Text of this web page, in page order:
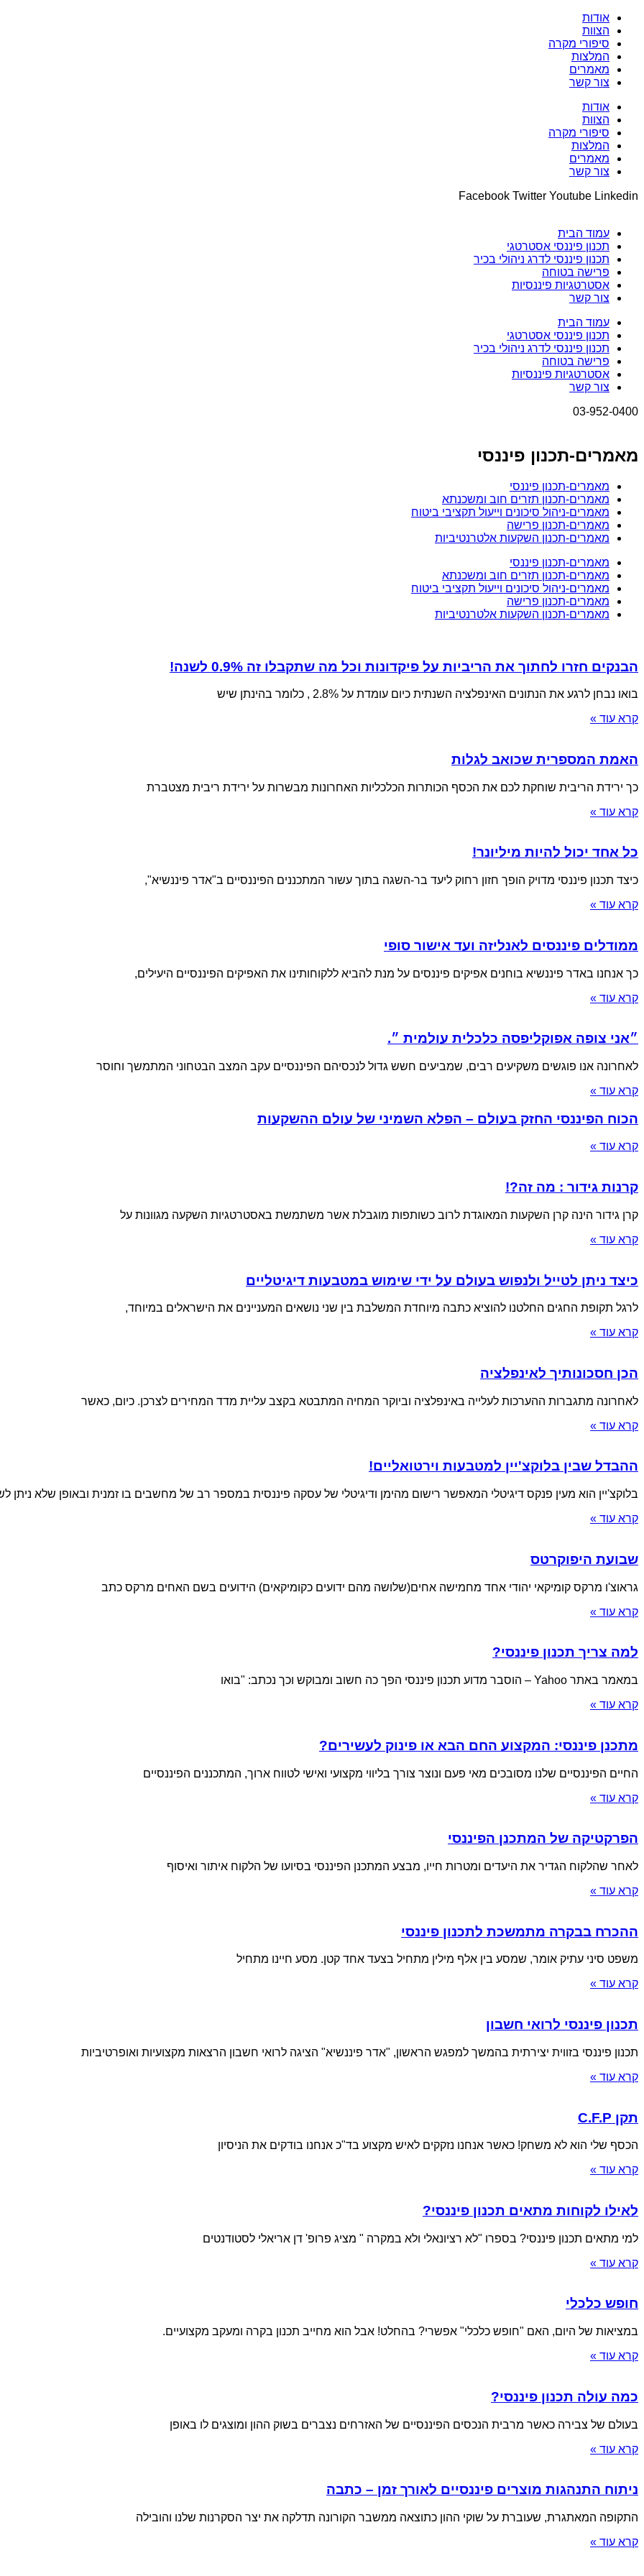
אודות
הצוות
סיפורי מקרה
המלצות
מאמרים
צור קשר
אודות
הצוות
סיפורי מקרה
המלצות
מאמרים
צור קשר
Facebook Twitter Youtube Linkedin
עמוד הבית
תכנון פיננסי אסטרטגי
תכנון פיננסי לדרג ניהולי בכיר
פרישה בטוחה
אסטרטגיות פיננסיות
צור קשר
עמוד הבית
תכנון פיננסי אסטרטגי
תכנון פיננסי לדרג ניהולי בכיר
פרישה בטוחה
אסטרטגיות פיננסיות
צור קשר
03-952-0400
מאמרים-תכנון פיננסי
מאמרים-תכנון פיננסי
מאמרים-תכנון תזרים חוב ומשכנתא
מאמרים-ניהול סיכונים וייעול תקציבי ביטוח
מאמרים-תכנון פרישה
מאמרים-תכנון השקעות אלטרנטיביות
מאמרים-תכנון פיננסי
מאמרים-תכנון תזרים חוב ומשכנתא
מאמרים-ניהול סיכונים וייעול תקציבי ביטוח
מאמרים-תכנון פרישה
מאמרים-תכנון השקעות אלטרנטיביות
הבנקים חזרו לחתוך את הריביות על פיקדונות וכל מה שתקבלו זה 0.9% לשנה!
בואו נבחן לרגע את הנתונים האינפלציה השנתית כיום עומדת על 2.8% , כלומר בהינתן שיש
קרא עוד »
האמת המספרית שכואב לגלות
כך ירידת הריבית שוחקת לכם את הכסף הכותרות הכלכליות האחרונות מבשרות על ירידת ריבית מצטברת
קרא עוד »
כל אחד יכול להיות מיליונר!
כיצד תכנון פיננסי מדויק הופך חזון רחוק ליעד בר-השגה בתוך עשור המתכננים הפיננסיים ב"אדר פיננשיא",
קרא עוד »
ממודלים פיננסים לאנליזה ועד אישור סופי
כך אנחנו באדר פיננשיא בוחנים אפיקים פיננסים על מנת להביא ללקוחותינו את האפיקים הפיננסיים היעילים,
קרא עוד »
״אני צופה אפוקליפסה כלכלית עולמית ״.
לאחרונה אנו פוגשים משקיעים רבים, שמביעים חשש גדול לנכסיהם הפיננסיים עקב המצב הבטחוני המתמשך וחוסר
קרא עוד »
הכוח הפיננסי החזק בעולם – הפלא השמיני של עולם ההשקעות
קרא עוד »
קרנות גידור : מה זה?!
קרן גידור הינה קרן השקעות המאוגדת לרוב כשותפות מוגבלת אשר משתמשת באסטרטגיות השקעה מגוונות על
קרא עוד »
כיצד ניתן לטייל ולנפוש בעולם על ידי שימוש במטבעות דיגיטליים
לרגל תקופת החגים החלטנו להוציא כתבה מיוחדת המשלבת בין שני נושאים המעניינים את הישראלים במיוחד,
קרא עוד »
הכן חסכונותיך לאינפלציה
לאחרונה מתגברות ההערכות לעלייה באינפלציה וביוקר המחיה המתבטא בקצב עליית מדד המחירים לצרכן. כיום, כאשר
קרא עוד »
ההבדל שבין בלוקצ'יין למטבעות וירטואליים!
בלוקצ'יין הוא מעין פנקס דיגיטלי המאפשר רישום מהימן ודיגיטלי של עסקה פיננסית במספר רב של מחשבים בו זמנית ובאופן שלא ניתן
קרא עוד »
שבועת היפוקרטס
גראוצ'ו מרקס קומיקאי יהודי אחד מחמישה אחים(שלושה מהם ידועים כקומיקאים) הידועים בשם האחים מרקס כתב
קרא עוד »
למה צריך תכנון פיננסי?
במאמר באתר Yahoo – הוסבר מדוע תכנון פיננסי הפך כה חשוב ומבוקש וכך נכתב: "בואו
קרא עוד »
מתכנן פיננסי: המקצוע החם הבא או פינוק לעשירים?
החיים הפיננסיים שלנו מסובכים מאי פעם ונוצר צורך בליווי מקצועי ואישי לטווח ארוך, המתכננים הפיננסיים
קרא עוד »
הפרקטיקה של המתכנן הפיננסי
לאחר שהלקוח הגדיר את היעדים ומטרות חייו, מבצע המתכנן הפיננסי בסיועו של הלקוח איתור ואיסוף
קרא עוד »
ההכרח בבקרה מתמשכת לתכנון פיננסי
משפט סיני עתיק אומר, שמסע בין אלף מילין מתחיל בצעד אחד קטן. מסע חיינו מתחיל
קרא עוד »
תכנון פיננסי לרואי חשבון
תכנון פיננסי בזווית יצירתית בהמשך למפגש הראשון, "אדר פיננשיא" הציגה לרואי חשבון הרצאות מקצועיות ואופרטיביות
קרא עוד »
תקן C.F.P
הכסף שלי הוא לא משחק! כאשר אנחנו נזקקים לאיש מקצוע בד"כ אנחנו בודקים את הניסיון
קרא עוד »
לאילו לקוחות מתאים תכנון פיננסי?
למי מתאים תכנון פיננסי? בספרו "לא רציונאלי ולא במקרה " מציג פרופ' דן אריאלי לסטודנטים
קרא עוד »
חופש כלכלי
במציאות של היום, האם "חופש כלכלי" אפשרי? בהחלט! אבל הוא מחייב תכנון בקרה ומעקב מקצועיים.
קרא עוד »
כמה עולה תכנון פיננסי?
בעולם של צבירה כאשר מרבית הנכסים הפיננסיים של האזרחים נצברים בשוק ההון ומוצגים לו באופן
קרא עוד »
ניתוח התנהגות מוצרים פיננסיים לאורך זמן – כתבה
התקופה המאתגרת, שעוברת על שוקי ההון כתוצאה ממשבר הקורונה תדלקה את יצר הסקרנות שלנו והובילה
קרא עוד »